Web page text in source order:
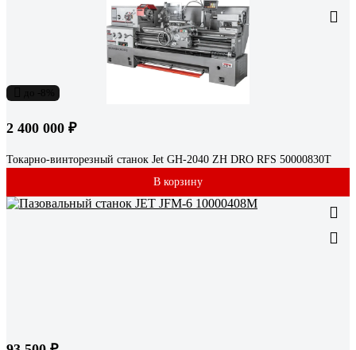
2 400 000 ₽
Токарно-винторезный станок Jet GH-2040 ZH DRO RFS 50000830T
В корзину